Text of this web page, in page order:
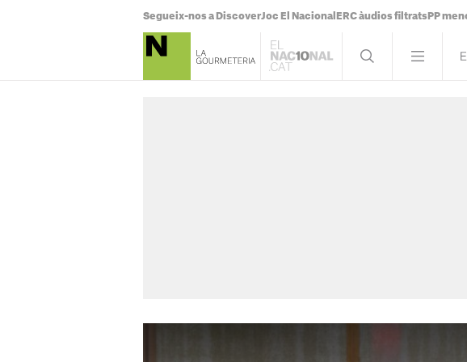
Segueix-nos a DiscoverJoc El Nacional ERC àudios filtrats PP